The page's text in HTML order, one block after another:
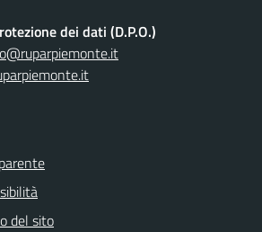
dei dati (D.P.O.)
del sito